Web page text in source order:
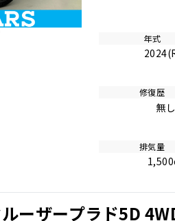
年式
修復歴
無し
排気量
ーザープラド5D